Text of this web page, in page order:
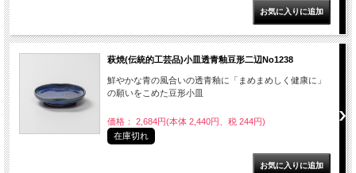
萩焼(伝統的工芸品)小皿透青釉豆形二辺No1238
鮮やかな青の風合いの透青釉に「まめまめしく健康に」
の願いをこめた豆形小皿
価格： 2,684円(本体 2,440円、税 244円)
在庫切れ